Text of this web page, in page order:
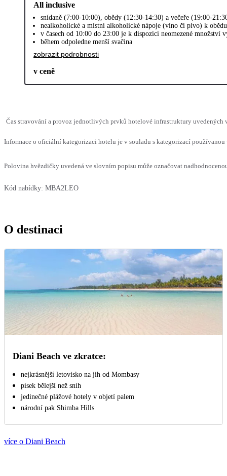
All inclusive
snídaně (7:00-10:00), obědy (12:30-14:30) a večeře (19:00-
nealkoholické a místní alkoholické nápoje (víno či pivo) k
v časech od 10:00 do 23:00 je k dispozici neomezené
během odpoledne menší svačina
zobrazit podrobnosti
v ceně
Čas stravování a provoz jednotlivých prvků hotelové infrastruktury uvedených
Informace o oficiální kategorizaci hotelu je v souladu s kategorizací
Polovina hvězdičky uvedená ve slovním popisu může označovat
Kód nabídky: MBA2LEO
O destinaci
Diani Beach ve zkratce:
nejkrásnější letovisko na jih od Mombasy
písek bělejší než sníh
jedinečné plážové hotely v objetí palem
národní pak Shimba Hills
více o Diani Beach